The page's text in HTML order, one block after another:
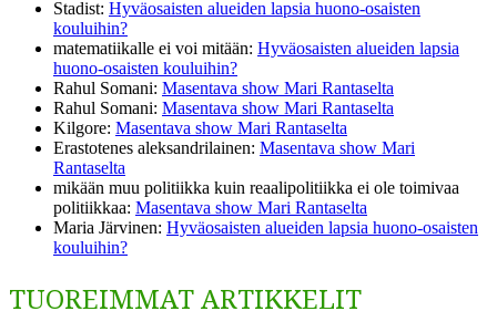
Stadist: Hyväosaisten alueiden lapsia huono-osaisten
kouluihin?
matematiikalle ei voi mitään: Hyväosaisten alueiden lapsia
huono-osaisten kouluihin?
Rahul Somani: Masentava show Mari Rantaselta
Rahul Somani: Masentava show Mari Rantaselta
Kilgore: Masentava show Mari Rantaselta
Erastotenes aleksandrilainen: Masentava show Mari
Rantaselta
mikään muu politiikka kuin reaalipolitiikka ei ole toimivaa
politiikkaa: Masentava show Mari Rantaselta
Maria Järvinen: Hyväosaisten alueiden lapsia huono-osaisten
kouluihin?
TUOREIMMAT ARTIKKELIT